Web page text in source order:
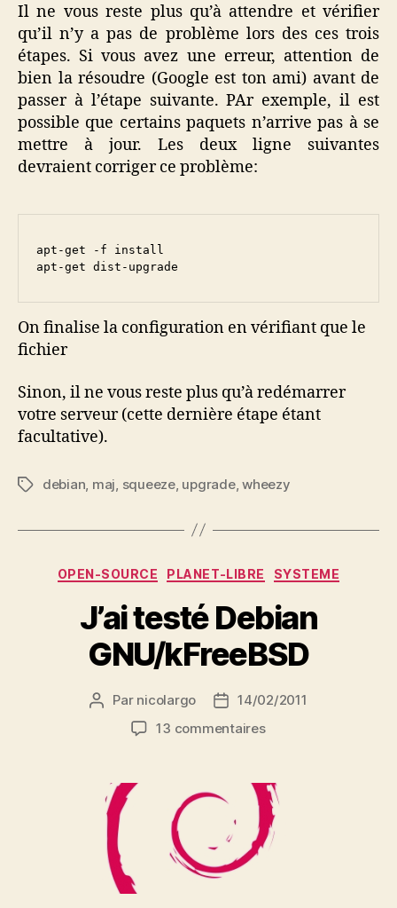
Il ne vous reste plus qu’à attendre et vérifier
qu’il n’y a pas de problème lors des ces trois
étapes. Si vous avez une erreur, attention de
bien la résoudre (Google est ton ami) avant de
passer à l’étape suivante. PAr exemple, il est
possible que certains paquets n’arrive pas à se
mettre à jour. Les deux ligne suivantes
devraient corriger ce problème:
apt-get -f install
apt-get dist-upgrade
On finalise la configuration en vérifiant que le
fichier
Sinon, il ne vous reste plus qu’à redémarrer
votre serveur (cette dernière étape étant
facultative).
Étiquettes
debian maj squeeze, upgrade,wheezy
Catégories
OPEN-SOURCE PLANET-LIBRE SYSTEME
J’ai testé Debian
GNU/kFreeBSD
Auteur
l’article
Par nicolargo
Date
de
14/02/2011
13 commentairessur
Debian
GNU/kFreeBSD